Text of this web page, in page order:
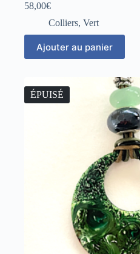
58,00€
Colliers, Vert
Ajouter au panier
ÉPUISÉ